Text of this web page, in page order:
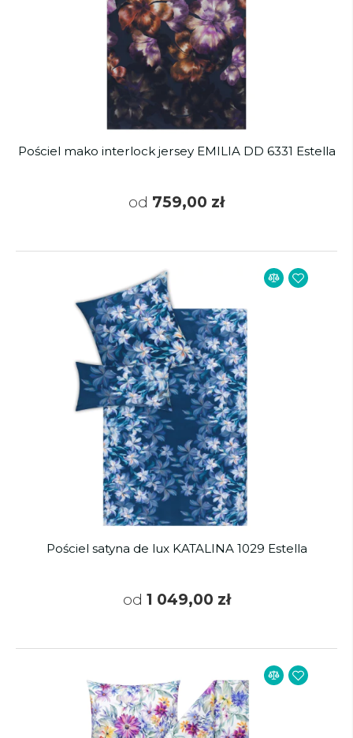
Pościel mako interlock jersey EMILIA DD 6331 Estella
od 759,00 zł
Pościel satyna de lux KATALINA 1029 Estella
od 1 049,00 zł